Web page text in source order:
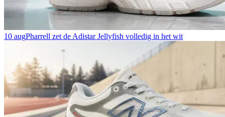
10 augPharrell zet de Adistar Jellyfish volledig in het wit